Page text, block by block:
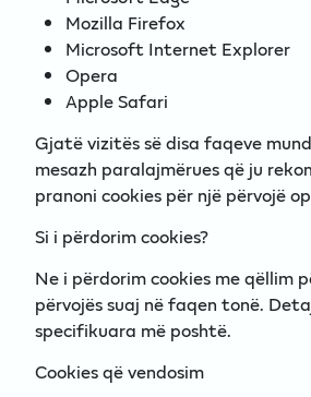
Mozilla Firefox
Microsoft Internet Explorer
Opera
Apple Safari
Gjatë vizitës së disa faqeve
mesazh paralajmërues që ju
pranoni cookies për një përvojë
Si i përdorim cookies?
Ne i përdorim cookies me qëllim
përvojës suaj në faqen tonë.
specifikuara më poshtë.
Cookies që vendosim